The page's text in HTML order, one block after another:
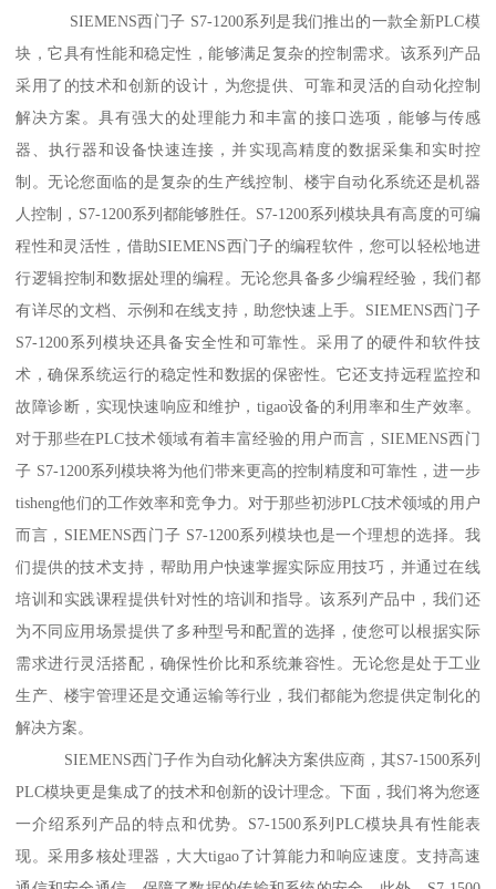
SIEMENS西门子 S7-1200系列是我们推出的一款全新PLC模
块，它具有性能和稳定性，能够满足复杂的控制需求。该系列产品
采用了的技术和创新的设计，为您提供、可靠和灵活的自动化控制
解决方案。具有强大的处理能力和丰富的接口选项，能够与传感
器、执行器和设备快速连接，并实现高精度的数据采集和实时控
制。无论您面临的是复杂的生产线控制、楼宇自动化系统还是机器
人控制，S7-1200系列都能够胜任。S7-1200系列模块具有高度的可编
程性和灵活性，借助SIEMENS西门子的编程软件，您可以轻松地进
行逻辑控制和数据处理的编程。无论您具备多少编程经验，我们都
有详尽的文档、示例和在线支持，助您快速上手。SIEMENS西门子
S7-1200系列模块还具备安全性和可靠性。采用了的硬件和软件技
术，确保系统运行的稳定性和数据的保密性。它还支持远程监控和
故障诊断，实现快速响应和维护，tigao设备的利用率和生产效率。
对于那些在PLC技术领域有着丰富经验的用户而言，SIEMENS西门
子 S7-1200系列模块将为他们带来更高的控制精度和可靠性，进一步
tisheng他们的工作效率和竞争力。对于那些初涉PLC技术领域的用户
而言，SIEMENS西门子 S7-1200系列模块也是一个理想的选择。我
们提供的技术支持，帮助用户快速掌握实际应用技巧，并通过在线
培训和实践课程提供针对性的培训和指导。该系列产品中，我们还
为不同应用场景提供了多种型号和配置的选择，使您可以根据实际
需求进行灵活搭配，确保性价比和系统兼容性。无论您是处于工业
生产、楼宇管理还是交通运输等行业，我们都能为您提供定制化的
解决方案。
SIEMENS西门子作为自动化解决方案供应商，其S7-1500系列
PLC模块更是集成了的技术和创新的设计理念。下面，我们将为您逐
一介绍系列产品的特点和优势。S7-1500系列PLC模块具有性能表
现。采用多核处理器，大大tigao了计算能力和响应速度。支持高速